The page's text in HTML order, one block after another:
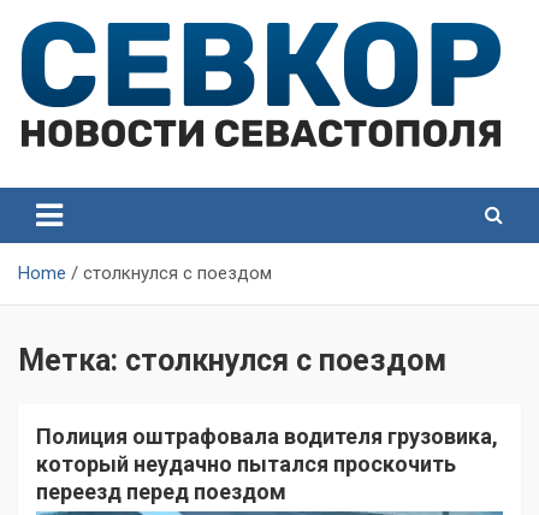
content
Севастополя
Севастополя
Home столкнулся с поездом
Метка: столкнулся с поездом
Полиция оштрафовала водителя грузовика,
который неудачно пытался проскочить
переезд перед поездом